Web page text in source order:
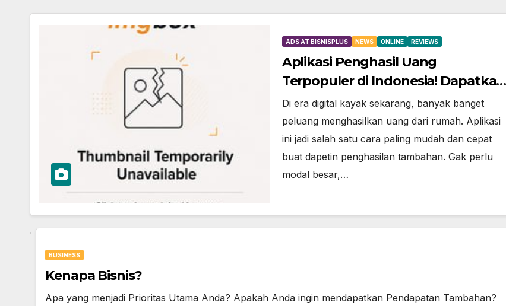
ADS AT BISNISPLUS NEWS ONLINE REVIEWS
Aplikasi Penghasil Uang
Terpopuler di Indonesia! Dapatkan
Rp800 Sekarang Juga!
Di era digital kayak sekarang, banyak banget
peluang menghasilkan uang dari rumah. Aplikasi
ini jadi salah satu cara paling mudah dan cepat
buat dapetin penghasilan tambahan. Gak perlu
modal besar,…
BUSINESS
Kenapa Bisnis?
Apa yang menjadi Prioritas Utama Anda? Apakah Anda ingin mendapatkan Pendapatan Tambahan?